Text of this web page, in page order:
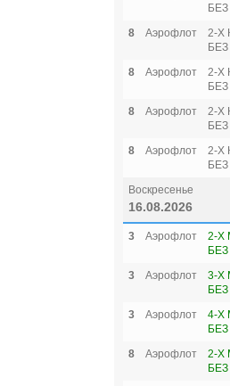
8
Аэрофлот
2-Х
8
Аэрофлот
2-Х
8
Аэрофлот
2-Х
8
Аэрофлот
2-Х
Воскресенье
16.08.2026
3 Аэрофлот
2-Х
3
Аэрофлот
3-Х
3
Аэрофлот
4-Х
8
Аэрофлот
2-Х